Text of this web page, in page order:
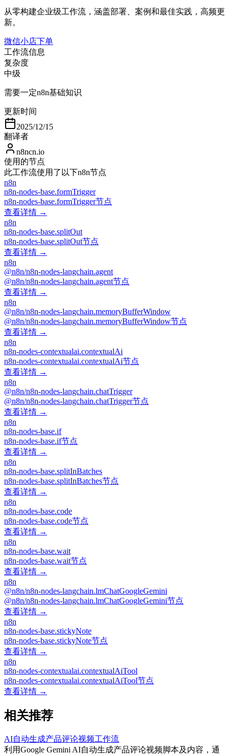
从零构建企业级工作流，涵盖部署、案例和最佳实践，高频更
新。
微信小店下单
工作流信息
复杂度
中级
需要一定n8n基础知识
更新时间
2025/12/15
翻译者
n8ncn.io
使用的节点
此工作流使用了以下n8n节点
n8n
n8n-nodes-base.formTrigger
n8n-nodes-base.formTrigger节点
查看详情 →
n8n
n8n-nodes-base.splitOut
n8n-nodes-base.splitOut节点
查看详情 →
n8n
@n8n/n8n-nodes-langchain.agent
@n8n/n8n-nodes-langchain.agent节点
查看详情 →
n8n
@n8n/n8n-nodes-langchain.memoryBufferWindow
@n8n/n8n-nodes-langchain.memoryBufferWindow节点
查看详情 →
n8n
n8n-nodes-contextualai.contextualAi
n8n-nodes-contextualai.contextualAi节点
查看详情 →
n8n
@n8n/n8n-nodes-langchain.chatTrigger
@n8n/n8n-nodes-langchain.chatTrigger节点
查看详情 →
n8n
n8n-nodes-base.if
n8n-nodes-base.if节点
查看详情 →
n8n
n8n-nodes-base.splitInBatches
n8n-nodes-base.splitInBatches节点
查看详情 →
n8n
n8n-nodes-base.code
n8n-nodes-base.code节点
查看详情 →
n8n
n8n-nodes-base.wait
n8n-nodes-base.wait节点
查看详情 →
n8n
@n8n/n8n-nodes-langchain.lmChatGoogleGemini
@n8n/n8n-nodes-langchain.lmChatGoogleGemini节点
查看详情 →
n8n
n8n-nodes-base.stickyNote
n8n-nodes-base.stickyNote节点
查看详情 →
n8n
n8n-nodes-contextualai.contextualAiTool
n8n-nodes-contextualai.contextualAiTool节点
查看详情 →
相关推荐
AI自动生成产品评论视频工作流
利用Google Gemini AI自动生成产品评论视频脚本及内容，通